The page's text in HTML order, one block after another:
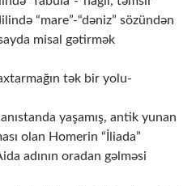
“mare”-“dəniz” sözündən
misal gətirmək
tək bir yolu-
yaşamış, antik yunan
olan Homerin “İliada”
adının oradan gəlməsi